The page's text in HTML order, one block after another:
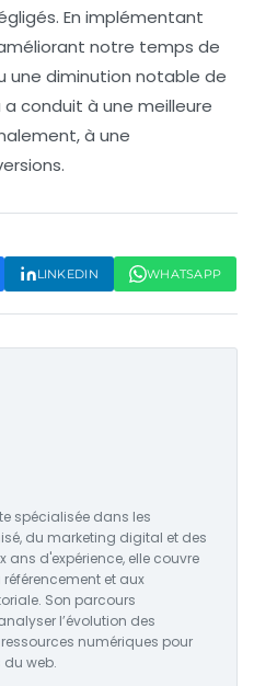
En implémentant
notre temps de
une diminution notable de
conduit à une meilleure
à une
LINKEDIN WHATSAPP
spécialisée dans les
du marketing digital et des
ans d'expérience, elle couvre
et aux
Son parcours
l’évolution des
numériques pour
web.